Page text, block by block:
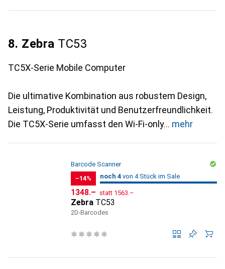
8. Zebra TC53
TC5X-Serie Mobile Computer
Die ultimative Kombination aus robustem Design,
Leistung, Produktivität und Benutzerfreundlichkeit.
Die TC5X-Serie umfasst den Wi-Fi-only
mehr
Barcode Scanner
−14%
4 / 4
4 / 4 im Sale
noch 4 von 4 Stück im Sale
CHF
1348.– statt CHF
1563.–
Zebra TC53
2D-Barcodes